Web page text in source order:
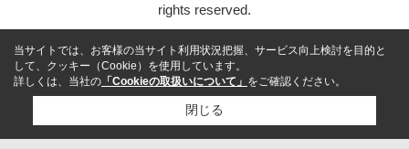
rights reserved.
当サイトでは、お客様の当サイト利用状況把握、サービス向上検討を目的と
して、クッキー（Cookie）を使用しています。
詳しくは、当社の 「Cookieの取扱いについて」 をご確認ください。
閉じる